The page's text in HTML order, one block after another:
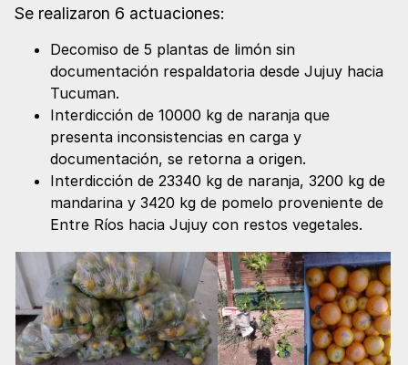
Se realizaron 6 actuaciones:
Decomiso de 5 plantas de limón sin
documentación respaldatoria desde Jujuy hacia
Tucuman.
Interdicción de 10000 kg de naranja que
presenta inconsistencias en carga y
documentación, se retorna a origen.
Interdicción de 23340 kg de naranja, 3200 kg de
mandarina y 3420 kg de pomelo proveniente de
Entre Ríos hacia Jujuy con restos vegetales.